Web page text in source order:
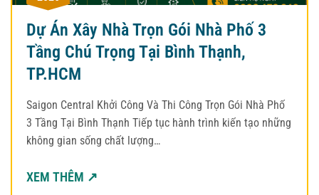
Dự Án Xây Nhà Trọn Gói Nhà Phố 3
Tầng Chú Trọng Tại Bình Thạnh,
TP.HCM
Saigon Central Khởi Công Và Thi Công Trọn Gói Nhà Phố
3 Tầng Tại Bình Thạnh Tiếp tục hành trình kiến tạo những
không gian sống chất lượng…
XEM THÊM ↗